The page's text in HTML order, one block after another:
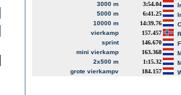
3000 m
3:54.04
5000 m
6:41.25
10000 m
14:39.76
vierkamp
157.457
sprint
146.670
mini vierkamp
163.368
2x500 m
1:15.32
grote vierkampv
184.157